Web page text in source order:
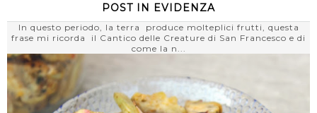
POST IN EVIDENZA
In questo periodo, la terra produce molteplici frutti, questa
frase mi ricorda il Cantico delle Creature di San Francesco e di
come la n...